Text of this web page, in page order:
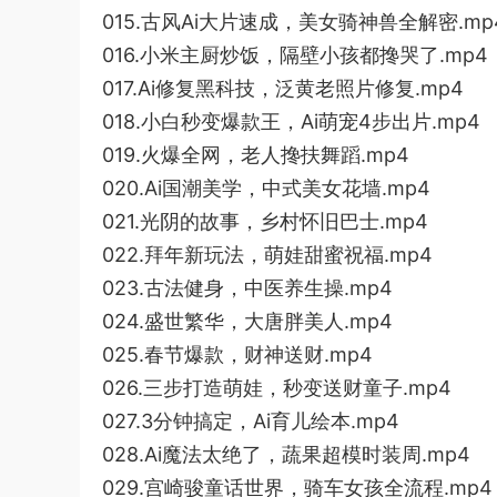
015.古风Ai大片速成，美女骑神兽全解密
016.小米主厨炒饭，隔壁小孩都搀哭了.mp4
017.Ai修复黑科技，泛黄老照片修复.mp4
018.小白秒变爆款王，Ai萌宠4步出片.mp4
019.火爆全网，老人搀扶舞蹈.mp4
020.Ai国潮美学，中式美女花墙.mp4
021.光阴的故事，乡村怀旧巴士.mp4
022.拜年新玩法，萌娃甜蜜祝福.mp4
023.古法健身，中医养生操.mp4
024.盛世繁华，大唐胖美人.mp4
025.春节爆款，财神送财.mp4
026.三步打造萌娃，秒变送财童子.mp4
027.3分钟搞定，Ai育儿绘本.mp4
028.Ai魔法太绝了，蔬果超模时装周.mp4
029.宫崎骏童话世界，骑车女孩全流程.mp4